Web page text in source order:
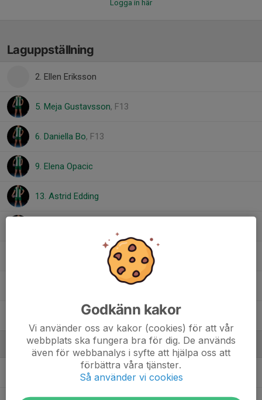
Logga in här
Laguppställning
2. Ellen Eriksson
5. Meja Gustavsson, F13
6. Daniella Bo, F13
9. Elena Opacic
13. Astrid Edding
, F13
33. Jinda Basdas
Ledare
Bertil Andersson Tränare
Godkänn kakor
Vi använder oss av kakor (cookies) för att vår
webbplats ska fungera bra för dig. De används
även för webbanalys i syfte att hjälpa oss att
förbättra våra tjänster.
Så använder vi cookies